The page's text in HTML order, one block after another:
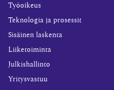
Työoikeus
Teknologia ja prosessit
Sisäinen laskenta
Liiketoiminta
Julkishallinto
Yritysvastuu